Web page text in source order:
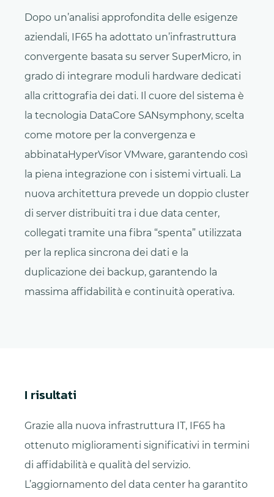
Dopo un’analisi approfondita delle esigenze
aziendali, IF65 ha adottato un’infrastruttura
convergente basata su server SuperMicro, in
grado di integrare moduli hardware dedicati
alla crittografia dei dati. Il cuore del sistema è
la tecnologia DataCore SANsymphony, scelta
come motore per la convergenza e
abbinataHyperVisor VMware, garantendo così
la piena integrazione con i sistemi virtuali. La
nuova architettura prevede un doppio cluster
di server distribuiti tra i due data center,
collegati tramite una fibra “spenta” utilizzata
per la replica sincrona dei dati e la
duplicazione dei backup, garantendo la
massima affidabilità e continuità operativa.
I risultati
Grazie alla nuova infrastruttura IT, IF65 ha
ottenuto miglioramenti significativi in termini
di affidabilità e qualità del servizio.
L’aggiornamento del data center ha garantito